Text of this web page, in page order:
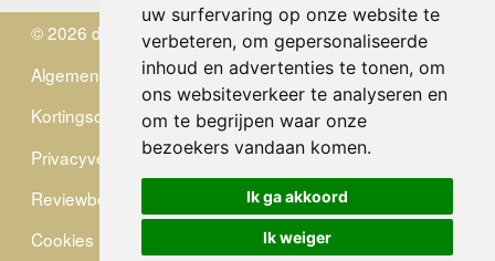
uw surfervaring op onze website te
verbeteren, om gepersonaliseerde
inhoud en advertenties te tonen, om
ons websiteverkeer te analyseren en
om te begrijpen waar onze
bezoekers vandaan komen.
Ik ga akkoord
Ik weiger
© 2026 de Zwerver
Algemene Voorwaarden
Kortingscode
Privacyverklaring
Reviewbeleid
Cookies